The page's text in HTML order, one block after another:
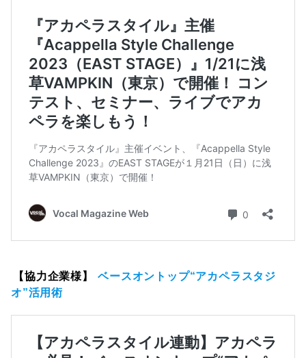
【協力企業様】
ベースオントップ“アカペラスタジ
オ”活用術